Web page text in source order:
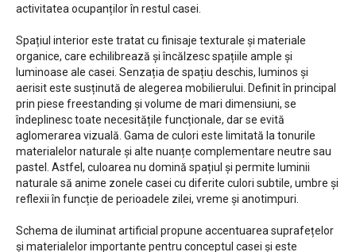
activitatea ocupanților în restul casei.
Spațiul interior este tratat cu finisaje texturale și materiale
organice, care echilibrează și încălzesc spațiile ample și
luminoase ale casei. Senzația de spațiu deschis, luminos și
aerisit este susținută de alegerea mobilierului. Definit în principal
prin piese freestanding și volume de mari dimensiuni, se
îndeplinesc toate necesitățile funcționale, dar se evită
aglomerarea vizuală. Gama de culori este limitată la tonurile
materialelor naturale și alte nuanțe complementare neutre sau
pastel. Astfel, culoarea nu domină spațiul și permite luminii
naturale să anime zonele casei cu diferite culori subtile, umbre și
reflexii în funcție de perioadele zilei, vreme și anotimpuri.
Schema de iluminat artificial propune accentuarea suprafețelor
și materialelor importante pentru conceptul casei și este